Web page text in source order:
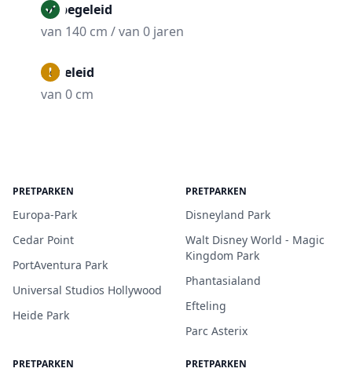
Onbegeleid
van 140 cm / van 0 jaren
Begeleid
van 0 cm
PRETPARKEN
Europa-Park
Cedar Point
PortAventura Park
Universal Studios Hollywood
Heide Park
PRETPARKEN
Disneyland Park
Walt Disney World - Magic
Kingdom Park
Phantasialand
Efteling
Parc Asterix
PRETPARKEN PRETPARKEN